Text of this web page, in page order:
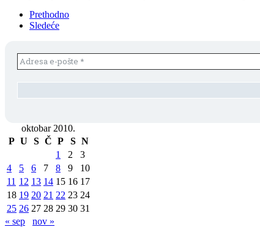
Prethodno
Sledeće
oktobar 2010.
P U S Č P S N
1
2
3
4
5 6 7 8 9
10
11 12 13 14 15 16 17
18 19 20 21 22 23 24
25 26 27 28 29 30 31
« sep
nov »